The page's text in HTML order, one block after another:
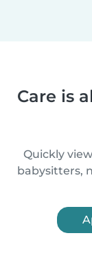
Care is
Quickly
babysitters,